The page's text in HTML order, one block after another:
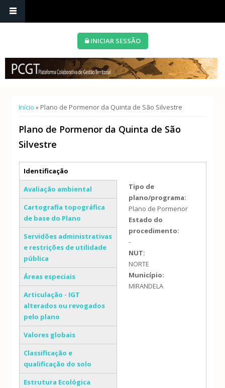
INICIAR SESSÃO
Está aqui
Início » Plano de Pormenor da Quinta de São Silvestre
Plano de Pormenor da Quinta de São
Silvestre
Separadores verticais
Identificação
(separador ativo)
Avaliação ambiental
Cartografia topográfica
de base do Plano
Servidões administrativas
e restrições de utilidade
pública
Áreas especiais
Articulação - IGT
alterados ou revogados
pelo plano
Valores globais
Classificação e
qualificação do solo
Estrutura Ecológica
Tipo de
plano/programa:
Plano de Pormenor
Estado do
procedimento:
-
NUT:
NORTE
Município:
MIRANDELA